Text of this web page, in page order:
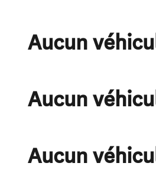
Aucun
Aucun
Aucun